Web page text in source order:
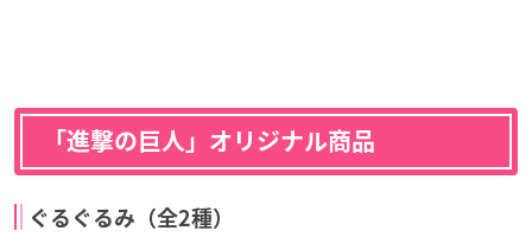
「進撃の巨人」オリジナル商品
ぐるぐるみ（全2種）